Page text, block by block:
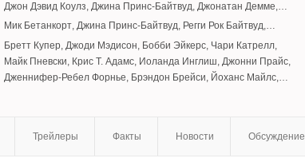
Джон Дэвид Коулз, Джина Принс-Байтвуд, Джонатан Демме,
Кейси Леммонс ,Эми Канаан Манн,Энтони Хемингуэй
Мик Бетанкорт, Джина Принс-Байтвуд, Регги Рок Байтвуд,
Марисса Джо Церар
, Кристофер Ли Байтвуд
Бретт Купер, Джоди Мэдисон, Бобби Эйкерс, Чари Катрелл,
Майк Пневски, Крис Т. Адамс, Иоланда Инглиш, Джонни Прайс,
Дженнифер-Ребел Форнье, Брэндон Брейси, Йоханс Майлс,
Трейлеры Факты Новости Обсуждение